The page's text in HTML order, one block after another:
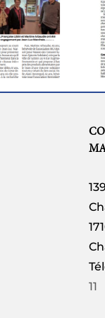
Sud Ouest du
20 juillet
11